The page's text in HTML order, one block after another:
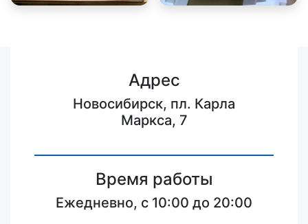
Адрес
Новосибирск, пл. Карла
Маркса, 7
Время работы
Ежедневно, с 10:00 до 20:00